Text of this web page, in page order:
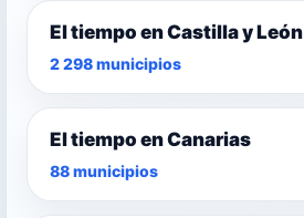
El tiempo en Castilla y León
2 298 municipios
El tiempo en Canarias
88 municipios